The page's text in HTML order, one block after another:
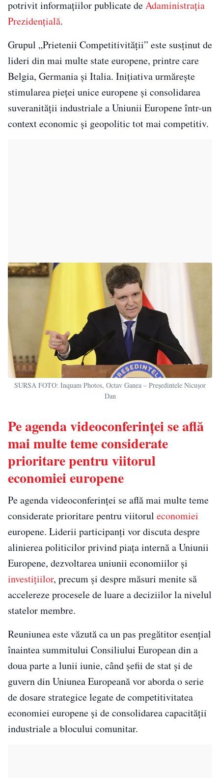
potrivit informațiilor publicate deAdaministrația
Prezidențială.
Grupul „Prietenii Competitivității” este susținut de
lideri din mai multe state europene, printre care
Belgia, Germania și Italia. Inițiativa urmărește
stimularea pieței unice europene și consolidarea
suveranității industriale a Uniunii Europene într-un
context economic și geopolitic tot mai competitiv.
SURSA FOTO: Inquam Photos, Octav Ganea – Președintele Nicușor
Dan
Pe agenda videoconferinței se află
mai multe teme considerate
prioritare pentru viitorul
economiei europene
Pe agenda videoconferinței se află mai multe teme
considerate prioritare pentru viitorul economiei
europene. Liderii participanți vor discuta despre
alinierea politicilor privind piața internă a Uniunii
Europene, dezvoltarea uniunii economiilor și
investițiilor, precum și despre măsuri menite să
accelereze procesele de luare a deciziilor la nivelul
statelor membre.
Reuniunea este văzută ca un pas pregătitor esențial
înaintea summitului Consiliului European din a
doua parte a lunii iunie, când șefii de stat și de
guvern din Uniunea Europeană vor aborda o serie
de dosare strategice legate de competitivitatea
economiei europene și de consolidarea capacității
industriale a blocului comunitar.